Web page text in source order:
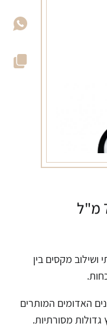
ושילוב מקסים בין
ו 30% יתר הזנים האדומים המותרים
מסורתיות.